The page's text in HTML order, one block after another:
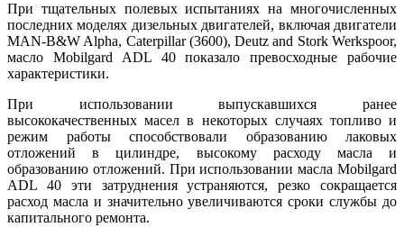
При тщательных полевых испытаниях на многочисленных
последних моделях дизельных двигателей, включая двигатели
MAN-B&W Alpha, Caterpillar (3600), Deutz and Stork Werkspoor,
масло Mobilgard ADL 40 показало превосходные рабочие
характеристики.
При использовании выпускавшихся ранее
высококачественных масел в некоторых случаях топливо и
режим работы способствовали образованию лаковых
отложений в цилиндре, высокому расходу масла и
образованию отложений. При использовании масла Mobilgard
ADL 40 эти затруднения устраняются, резко сокращается
расход масла и значительно увеличиваются сроки службы до
капитального ремонта.